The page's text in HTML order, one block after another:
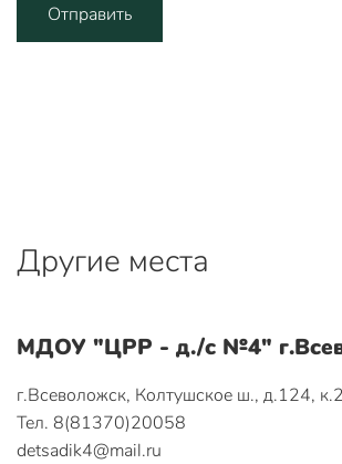
Отправить
Другие места
МДОУ "ЦРР - д./с №4"
г.Всеволожск, Колтушское ш., д.124, к.2
Тел. 8(81370)20058
detsadik4@mail.ru